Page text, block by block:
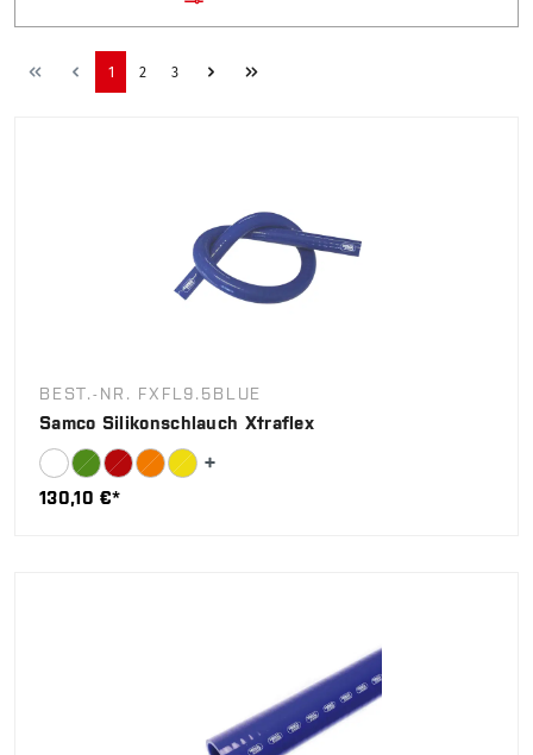
1 2 3
BEST.-NR. FXFL9.5BLUE
Samco Silikonschlauch Xtraflex
130,10 €*